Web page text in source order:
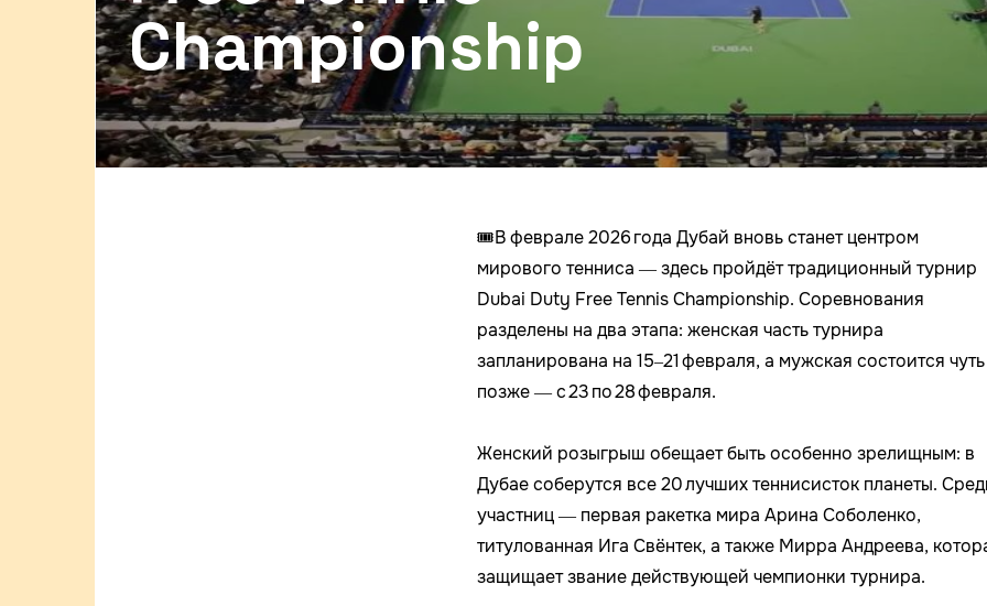
Championship
🎟В феврале 2026 года Дубай вновь станет центром
мирового тенниса — здесь пройдёт традиционный турнир
Dubai Duty Free Tennis Championship. Соревнования
разделены на два этапа: женская часть турнира
запланирована на 15–21 февраля, а мужская состоится чуть
позже — с 23 по 28 февраля.
Женский розыгрыш обещает быть особенно зрелищным: в
Дубае соберутся все 20 лучших теннисисток планеты.
участниц — первая ракетка мира Арина Соболенко,
титулованная Ига Свёнтек, а также Мирра Андреева,
защищает звание действующей чемпионки турнира.